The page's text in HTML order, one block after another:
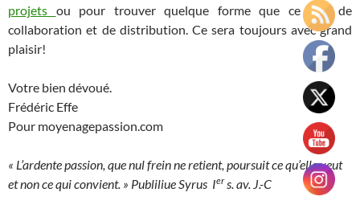
projets ou pour trouver quelque forme que ce soit de
collaboration et de distribution. Ce sera toujours avec grand
plaisir!
Votre bien dévoué.
Frédéric Effe
Pour moyenagepassion.com
« L’ardente passion, que nul frein ne retient, poursuit ce qu’elle veut
et non ce qui convient. » Publiliue Syrus Iers. av. J.-C